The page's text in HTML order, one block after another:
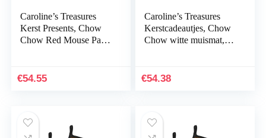
Caroline’s Treasures
Kerst Presents, Chow
Chow Red Mouse Pad,
€54.55
Caroline’s Treasures
Kerstcadeautjes, Chow
Chow witte muismat,
€54.38